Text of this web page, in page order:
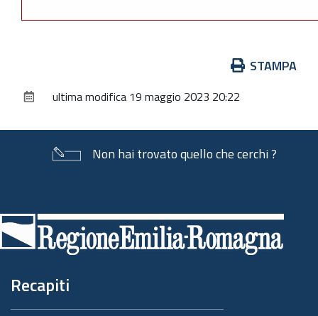
documento
STAMPA
ultima modifica 19 maggio 2023 20:22
Non hai trovato quello che cerchi ?
di
pagina
Recapiti